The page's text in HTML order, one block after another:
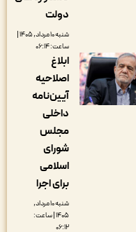
شنبه ۱۰ مرداد, ۱۴۰۵ |
ابلاغ
اصلاحیه
آیین‌نامه
برای اجرا
شنبه ۱۰ مرداد,
۱۴۰۵ | ساعت: